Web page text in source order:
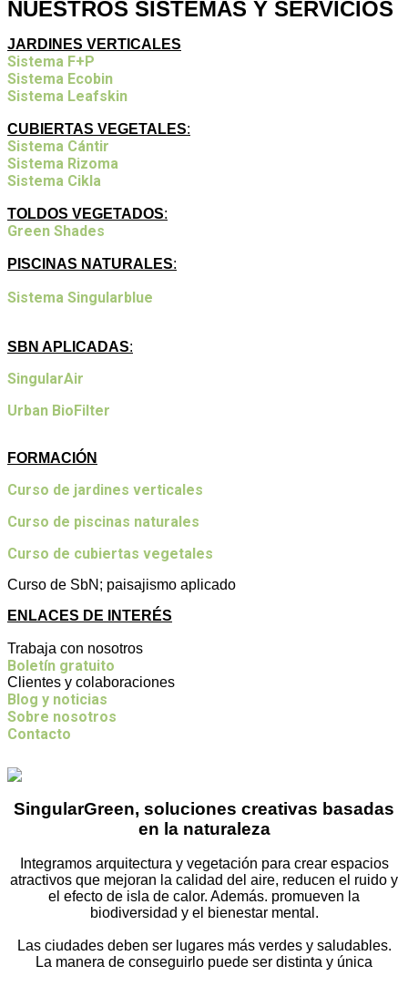
NUESTROS SISTEMAS Y SERVICIOS
JARDINES VERTICALES
Sistema F+P
Sistema Ecobin
Sistema Leafskin
CUBIERTAS VEGETALES:
Sistema Cántir
Sistema Rizoma
Sistema Cikla
TOLDOS VEGETADOS:
Green Shades
PISCINAS NATURALES:
Sistema Singularblue
SBN APLICADAS:
SingularAir
Urban BioFilter
FORMACIÓN
Curso de jardines verticales
Curso de piscinas naturales
Curso de cubiertas vegetales
Curso de SbN; paisajismo aplicado
ENLACES DE INTERÉS
Trabaja con nosotros
Boletín gratuito
Clientes y colaboraciones
Blog y noticias
Sobre nosotros
Contacto
SingularGreen, soluciones creativas basadas
en la naturaleza
Integramos arquitectura y vegetación para crear espacios
atractivos que mejoran la calidad del aire, reducen el ruido y
el efecto de isla de calor. Además. promueven la
biodiversidad y el bienestar mental.
Las ciudades deben ser lugares más verdes y saludables.
La manera de conseguirlo puede ser distinta y única